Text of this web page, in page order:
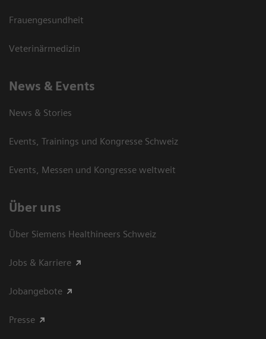
Frauengesundheit
Veterinärmedizin
News & Events
News & Stories
Events, Trainings und Kongresse Schweiz
Events, Messen und Kongresse weltweit
Über uns
Über Siemens Healthineers Schweiz
Jobs & Karriere
Jobangebote
Presse